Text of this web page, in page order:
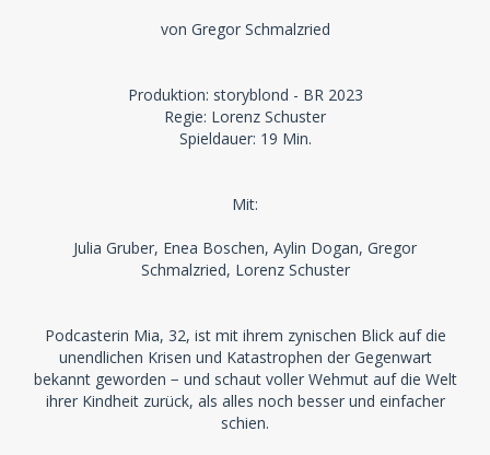
von Gregor Schmalzried
Produktion: storyblond - BR 2023
Regie: Lorenz Schuster
Spieldauer: 19 Min.
Mit:
Julia Gruber, Enea Boschen, Aylin Dogan, Gregor
Schmalzried, Lorenz Schuster
Podcasterin Mia, 32, ist mit ihrem zynischen Blick auf die
unendlichen Krisen und Katastrophen der Gegenwart
bekannt geworden − und schaut voller Wehmut auf die Welt
ihrer Kindheit zurück, als alles noch besser und einfacher
schien.